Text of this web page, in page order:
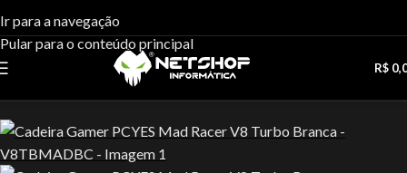
Ir para a navegação
Pular para o conteúdo principal
R$
Início Cadeiras Gamer e Simulador de Corrida